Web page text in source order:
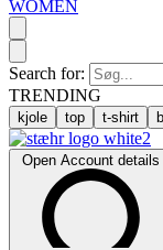
WOMEN
Search for:
TRENDING
kjole top t-shirt
Open Account details